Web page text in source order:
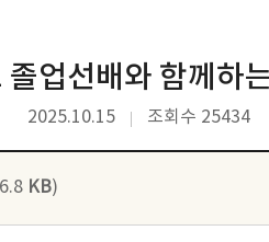
업선배와 함께하
2025.10.15 조회수 25434
KB)